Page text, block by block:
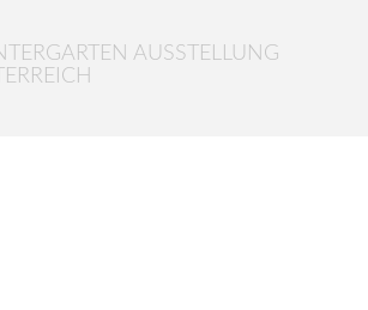
AUSSTELLUNG